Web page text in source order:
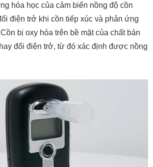
hóa học của cảm biến nồng độ cồn
điện trở khi cồn tiếp xúc và phản ứng
bị oxy hóa trên bề mặt của chất bán
đổi điện trở, từ đó xác định được nồng